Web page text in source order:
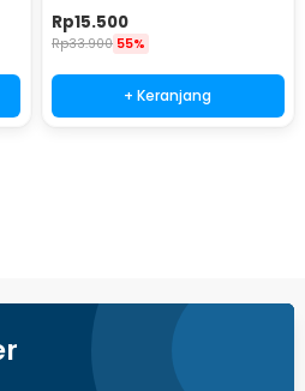
19mm 3 PCS
Rp15.500
Rp33.900 55%
+ Keranjang